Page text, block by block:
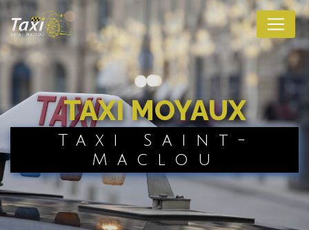
TAXI MOYAUX
Taxi Saint-
Maclou
Panneau de gestion des cookies